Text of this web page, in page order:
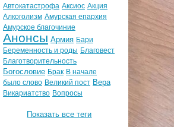
Автокатастрофа Аксиос Акция
Алкоголизм Амурская епархия
Амурское благочиние
Анонсы Армия Бари
Беременность и роды Благовест
Благотворительность
Богословие Брак В начале
было слово Великий пост Вера
Викариатство Вопросы
Показать все теги